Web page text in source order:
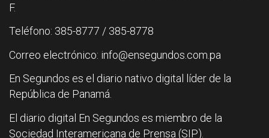
F.
Teléfono: 385-8777 / 385-8778
Correo electrónico: info@ensegundos.com.pa
En Segundos es el diario nativo digital líder de la
República de Panamá.
El diario digital En Segundos es miembro de la
Sociedad Interamericana de Prensa (SIP).